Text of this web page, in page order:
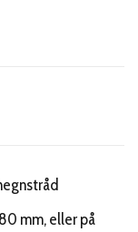
mm, eller på